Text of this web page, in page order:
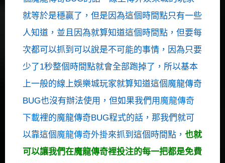
就等於是穩贏了，但是因為這個時間點只有一些
人知道，並且因為就算知道這個時間點，但要每
次都可以抓到可以說是不可能的事情，因為只要
少了1秒整個時間點就會全部跑掉了，所以基本
上一般的線上娛樂城玩家就算知道這個魔龍傳奇
BUG也沒有辦法使用，但如果我們用 魔龍傳奇
下載裡的魔龍傳奇BUG程式的話，那我們就可
以靠這個 魔龍傳奇外掛來抓到這個時間點， 也就
可以讓我們在魔龍傳奇裡投注的每一把都是免費